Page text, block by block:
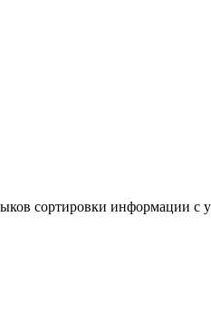
сортировки информации с